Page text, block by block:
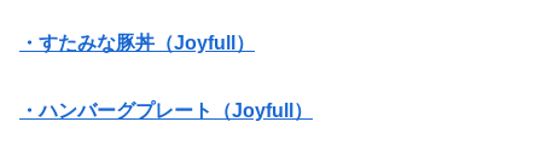
・すたみな豚丼（Joyfull）
・ハンバーグプレート（Joyfull）